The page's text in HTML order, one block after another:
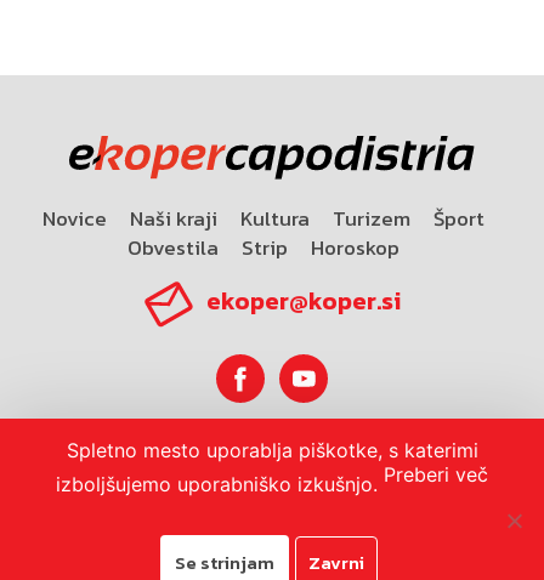
Novice Naši kraji Kultura Turizem
Šport
Obvestila
Strip Horoskop
ekoper@koper.si
Horoskop
Spletno mesto uporablja piškotke, s katerimi
izboljšujemo uporabniško izkušnjo. Preberi več
Se strinjam Zavrni